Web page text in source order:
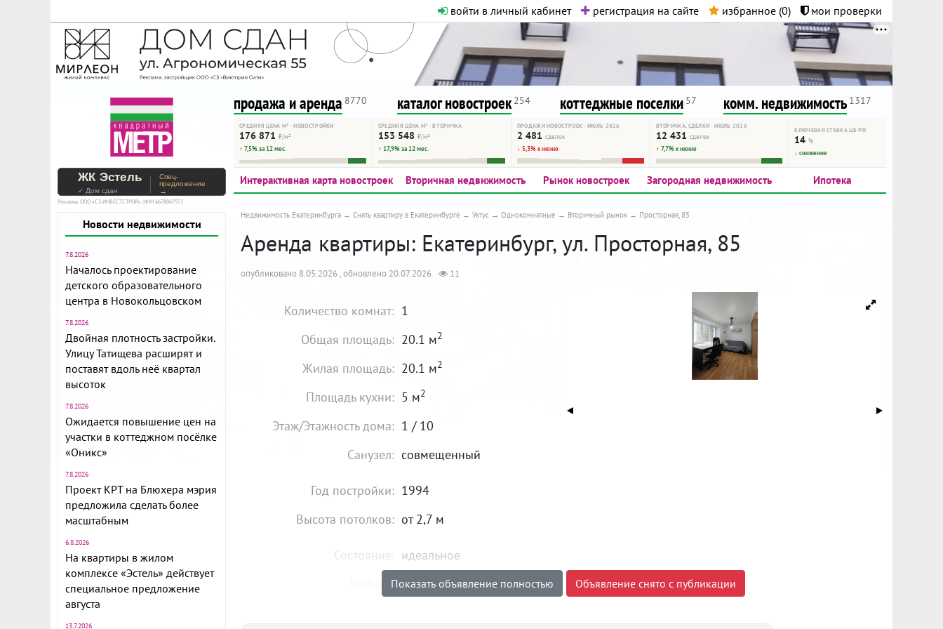
войти в личный кабинет регистрация на сайте избранное (0) мои проверки
На Метре реклама - только нормальная. Никакого шок-контента.
Помогайте независимому ресурсу, как он помогает вам. Удачи!
продажа и аренда 8770 каталог новостроек 254 коттеджные поселки 57 комм. недвижимость 1317
СРЕДНЯЯ ЦЕНА М² · НОВОСТРОЙКИ
176 871 ₽/м²
↑ 7,5% за 12 мес.
СРЕДНЯЯ ЦЕНА М² · ВТОРИЧКА
153 548 ₽/м²
↑ 17,9% за 12 мес.
ПРОДАЖИ НОВОСТРОЕК · ИЮЛЬ 2026
2 481 сделок
↓ 5,3% к июню
ВТОРИЧКА, СДЕЛКИ · ИЮЛЬ 2026
12 431 сделок
↑ 7,7% к июню
КЛЮЧЕВАЯ СТАВКА ЦБ РФ
14%
↓ снижение
ЖК Эстель
✓ Дом сдан
Спец-
предложение
→
Реклама. ООО «СЗ ИНВЕСТСТРОЙ», ИНН 6678067973
Новости недвижимости
7.8.2026
Началось проектирование
детского образовательного
центра в Новокольцовском
7.8.2026
Двойная плотность застройки.
Улицу Татищева расширят и
поставят вдоль неё квартал
высоток
7.8.2026
Ожидается повышение цен на
участки в коттеджном посёлке
«Оникс»
7.8.2026
Проект КРТ на Блюхера мэрия
предложила сделать более
масштабным
6.8.2026
На квартиры в жилом
комплексе «Эстель» действует
специальное предложение
августа
13.7.2026
Интерактивная карта новостроек Вторичная недвижимость Рынок новостроек Загородная недвижимость Ипотека
Недвижимость Екатеринбурга Снять квартиру в Екатеринбурге Уктус Однокомнатные Вторичный рынок Просторная, 85
Аренда квартиры: Екатеринбург, ул. Просторная, 85
опубликовано 8.05.2026 , обновлено 20.07.2026 11
Количество комнат: 1
Общая площадь: 20.1 м2
Жилая площадь: 20.1 м2
Площадь кухни: 5 м2
Этаж/Этажность дома: 1 / 10
Санузел: совмещенный
Год постройки: 1994
Высота потолков: от 2,7 м
Состояние: идеальное
Мебель: есть
Цена: 20 000₽
Показать объявление полностью Объявление снято с публикации